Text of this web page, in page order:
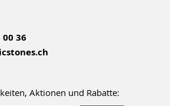
00 36
Aktionen und Rabatte: